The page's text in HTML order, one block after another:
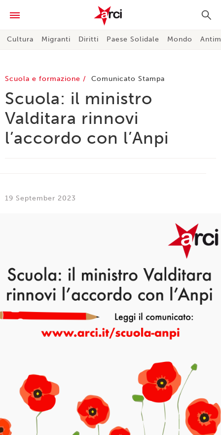
Cultura Migranti Diritti Paese Solidale Mondo
Scuola e formazione Comunicato Stampa
Scuola: il ministro
Valditara rinnovi
l’accordo con l’Anpi
19 September 2023